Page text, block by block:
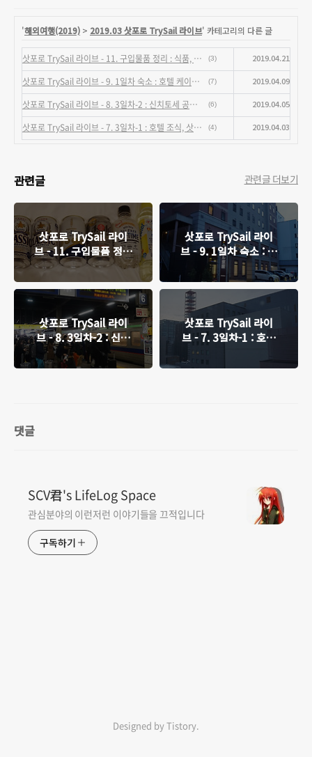
'해외여행(2019) > 2019.03 삿포로 TrySail 라이브' 카테고리의 다른 글
삿포로 TrySail 라이브 - 11. 구입물품 정리 : 식품, DVD (3) 2019.04.21
삿포로 TrySail 라이브 - 9. 1일차 숙소 : 호텔 케이한 삿포로 (7) 2019.04.09
삿포로 TrySail 라이브 - 8. 3일차-2 : 신치토세 공항, 귀국 및 느낀점 (6) 2019.04.05
삿포로 TrySail 라이브 - 7. 3일차-1 : 호텔 조식, 삿포로시 시계탑 (4) 2019.04.03
관련글 관련글 더보기
삿포로 TrySail 라이
브 - 11. 구입물품 정리
: 식품, DVD
삿포로 TrySail 라이
브 - 9. 1일차 숙소 : 호
텔 케이한 삿포로
삿포로 TrySail 라이
브 - 8. 3일차-2 : 신치
토세 공항, 귀국 및 느
낀점
삿포로 TrySail 라이
브 - 7. 3일차-1 : 호텔
조식, 삿포로시 시계탑
댓글
SCV君's LifeLog Space
관심분야의 이런저런 이야기들을 끄적입니다
구독하기
Designed by Tistory.